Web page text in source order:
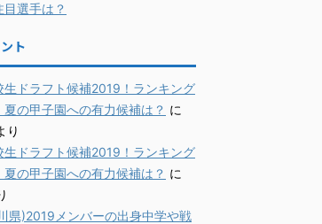
選手は？
ト
生ドラフト候補2019！ランキング
の甲子園への有力候補は？ に
り
生ドラフト候補2019！ランキング
の甲子園への有力候補は？ に
県)2019メンバーの出身中学や戦